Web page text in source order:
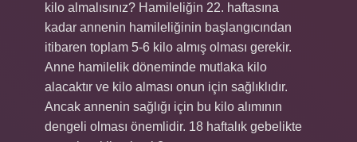
kilo almalısınız? Hamileliğin 22. haftasına
kadar annenin hamileliğinin başlangıcından
itibaren toplam 5-6 kilo almış olması gerekir.
Anne hamilelik döneminde mutlaka kilo
alacaktır ve kilo alması onun için sağlıklıdır.
Ancak annenin sağlığı için bu kilo alımının
dengeli olması önemlidir. 18 haftalık gebelikte